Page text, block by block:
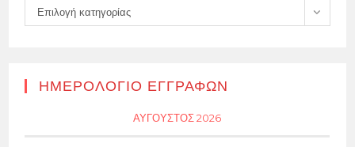
Kατηγορίες
Επιλογή κατηγορίας
ΗΜΕΡΟΛΌΓΙΟ ΕΓΓΡΑΦΏΝ
ΑΎΓΟΥΣΤΟΣ 2026